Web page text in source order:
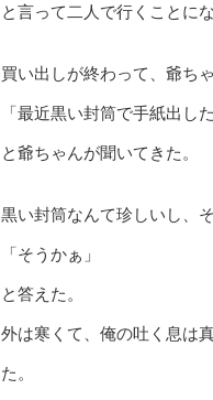
と言って二人で行くことにな
買い出しが終わって、爺ち
「最近黒い封筒で手紙出し
と爺ちゃんが聞いてきた。
黒い封筒なんて珍しいし、
「そうかぁ」
と答えた。
外は寒くて、俺の吐く息は
た。